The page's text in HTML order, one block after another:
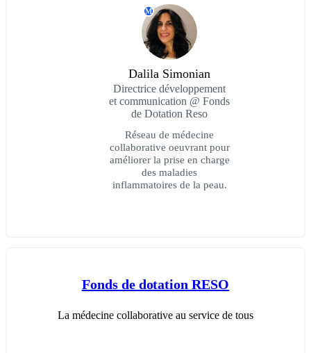
M
Dalila Simonian
Directrice développement
et communication @ Fonds
de Dotation Reso
Réseau de médecine
collaborative oeuvrant pour
améliorer la prise en charge
des maladies
inflammatoires de la peau.
Fonds de dotation RESO
La médecine collaborative au service de tous